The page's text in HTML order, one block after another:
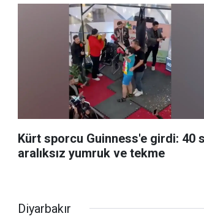
Kürt sporcu Guinness'e girdi: 40
aralıksız yumruk ve tekme
Diyarbakır